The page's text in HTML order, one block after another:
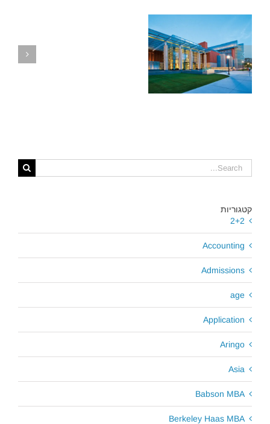
קטגוריות
2+2
Accounting
Admissions
age
Application
Aringo
Asia
Babson MBA
Berkeley Haas MBA